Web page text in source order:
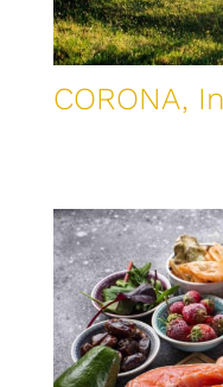
CORONA,